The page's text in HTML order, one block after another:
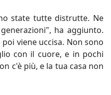
state tutte distrutte. Ne
ha aggiunto.
viene uccisa. Non sono
con il cuore, e in pochi
c'è più, e la tua casa non